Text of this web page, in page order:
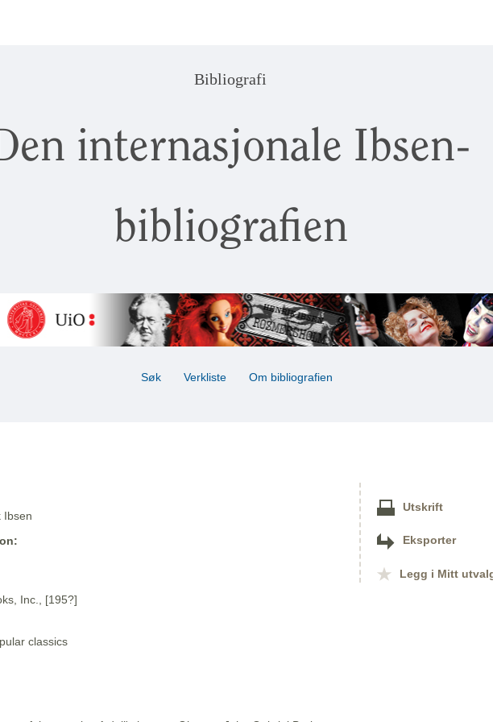
Bibliografi
internasjonale Ibsen-
bibliografien
Søk Verkliste Om bibliografien
Ibsen
Inc., [195?]
classics
Utskrift
Eksporter
Legg i Mitt